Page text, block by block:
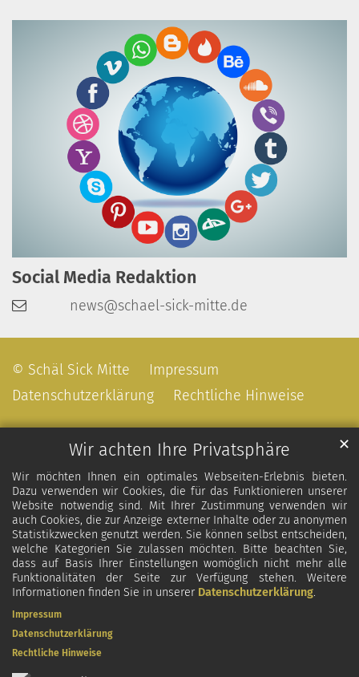
Wir achten Ihre Privatsphäre
Wir möchten Ihnen ein optimales Webseiten-Erlebnis bieten.
Dazu verwenden wir Cookies, die für das Funktionieren unserer
Website notwendig sind. Mit Ihrer Zustimmung verwenden wir
auch Cookies, die zur Anzeige externer Inhalte oder zu anonymen
Statistikzwecken genutzt werden. Sie können selbst entscheiden,
welche Kategorien Sie zulassen möchten. Bitte beachten Sie,
dass auf Basis Ihrer Einstellungen womöglich nicht mehr alle
Funktionalitäten der Seite zur Verfügung stehen. Weitere
Informationen finden Sie in unserer Datenschutzerklärung.
✕
Impressum
Datenschutzerklärung
Rechtliche Hinweise
Social Media Redaktion
news@schael-sick-mitte.de
© Schäl Sick Mitte
Impressum
Datenschutzerklärung
Rechtliche Hinweise